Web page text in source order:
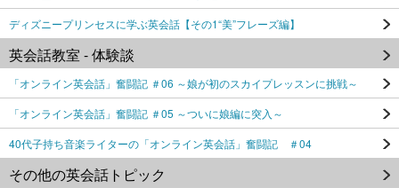
ディズニープリンセスに学ぶ英会話【その1“美”フレーズ編】
英会話教室 - 体験談
「オンライン英会話」奮闘記 ＃06 ～娘が初のスカイプレッスンに挑戦～
「オンライン英会話」奮闘記 ＃05 ～ついに娘編に突入～
40代子持ち音楽ライターの「オンライン英会話」奮闘記 ＃04
その他の英会話トピック